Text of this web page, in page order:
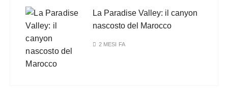
La Paradise Valley: il canyon
nascosto del Marocco
2 MESI FA